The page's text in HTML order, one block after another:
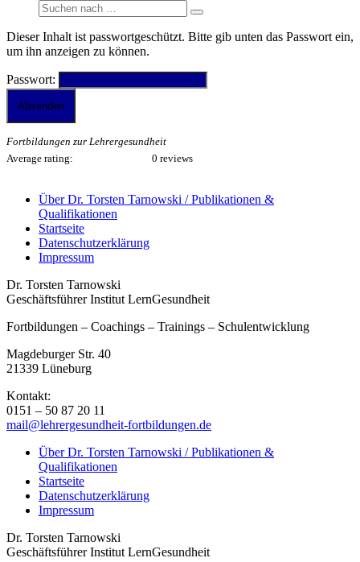
Dieser Inhalt ist passwortgeschützt. Bitte gib unten das Passwort ein,
um ihn anzeigen zu können.
Passwort:
Fortbildungen zur Lehrergesundheit
Average rating:
0 reviews
Über Dr. Torsten Tarnowski / Publikationen &
Qualifikationen
Startseite
Datenschutzerklärung
Impressum
Dr. Torsten Tarnowski
Geschäftsführer Institut LernGesundheit
Fortbildungen – Coachings – Trainings – Schulentwicklung
Magdeburger Str. 40
21339 Lüneburg
Kontakt:
0151 – 50 87 20 11
mail@lehrergesundheit-fortbildungen.de
Über Dr. Torsten Tarnowski / Publikationen &
Qualifikationen
Startseite
Datenschutzerklärung
Impressum
Dr. Torsten Tarnowski
Geschäftsführer Institut LernGesundheit